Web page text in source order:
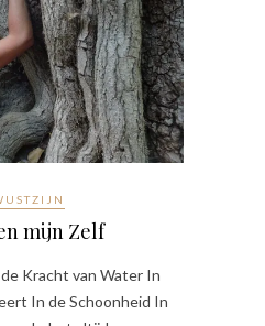
mijn Zelf
Kracht van Water In
In de Schoonheid In